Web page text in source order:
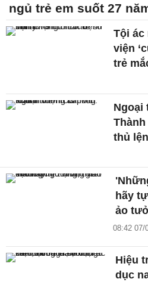
ngủ trẻ em suốt 27
Tội ác
viện
trẻ
Ngoại
thủ
hãy
ảo
08:42 07/
Hiệu
dục